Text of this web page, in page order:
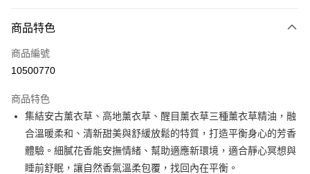
信用卡一次付款
超商取貨付款
Apple Pay
街口支付
悠遊付
商品特色
商品編號
10500770
商品特色
集結安古薰衣草、高地薰衣草、醒目薰衣草三種薰衣草精油，融
合溫暖柔和、清新甜美與舒緩放鬆的特質，打造平衡身心的芳香
體驗。細膩花香能安撫情緒、幫助適應新環境，適合靜心冥想與
睡前舒眠，讓自然香氣溫柔包覆，找回內在平衡。